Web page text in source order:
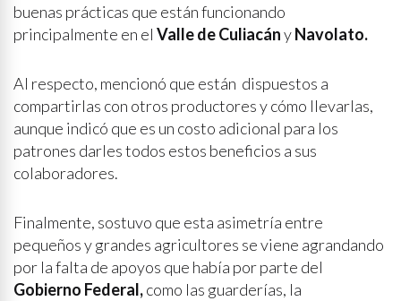
buenas prácticas que están funcionando
principalmente en el Valle de CuliacányNavolato.
Al respecto, mencionó que están dispuestos a
compartirlas con otros productores y cómo llevarlas,
aunque indicó que es un costo adicional para los
patrones darles todos estos beneficios a sus
colaboradores.
Finalmente, sostuvo que esta asimetría entre
pequeños y grandes agricultores se viene agrandando
por la falta de apoyos que había por parte del
Gobierno Federal,como las guarderías, la